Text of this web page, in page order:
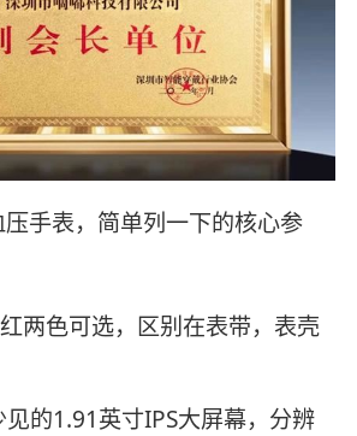
手表，简单列一下的核心参
两色可选，区别在表带，表壳
的1.91英寸IPS大屏幕，分辨